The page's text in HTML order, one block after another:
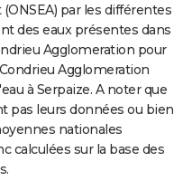
par les différentes
des eaux présentes dans
Agglomeration pour
Agglomeration
à Serpaize. A noter que
pas leurs données ou bien
nationales
calculées sur la base des